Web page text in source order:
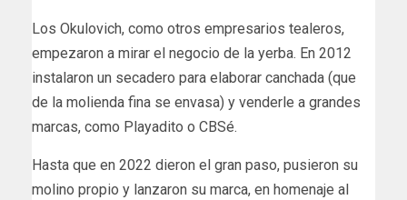
Los Okulovich, como otros empresarios tealeros,
empezaron a mirar el negocio de la yerba. En 2012
instalaron un secadero para elaborar canchada (que
de la molienda fina se envasa) y venderle a grandes
marcas, como Playadito o CBSé.
Hasta que en 2022 dieron el gran paso, pusieron su
molino propio y lanzaron su marca, en homenaje al